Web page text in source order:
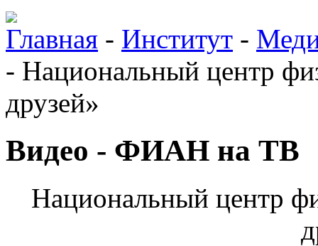
Главная - Институт -
- Национальный центр
друзей»
Видео - ФИАН на ТВ
Национальный центр